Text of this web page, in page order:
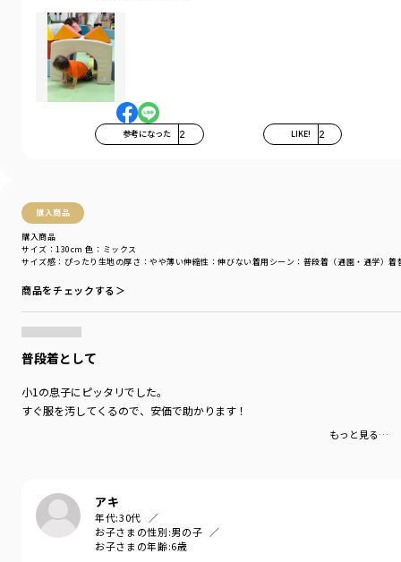
参考になった 2 LIKE! 2
購入商品
購入商品
サイズ感 ：ぴったり 生地の厚さ ：やや薄い伸縮性 ：伸びない着用シーン ：普段着（通園・通学）着
サイズ：130cm 色：ミックス
商品をチェックする＞
普段着として
小1の息子にピッタリでした。
すぐ服を汚してくるので、安価で助かります！
もっと見る…
アキ
年代:30代
お子さまの性別:男の子
お子さまの年齢:6歳